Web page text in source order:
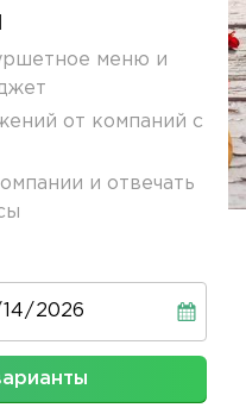
меню и
от компаний с
и отвечать